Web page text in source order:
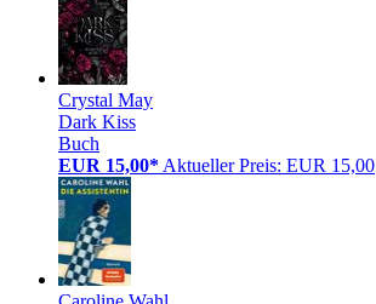
Crystal May
Dark Kiss
Buch
EUR 15,00* Aktueller Preis: EUR 15,00